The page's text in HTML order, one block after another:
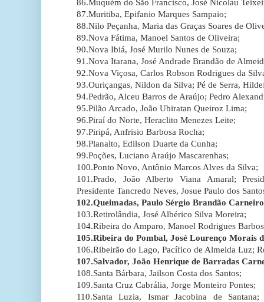
86.Muquém do São Francisco, José Nicolau
87.Muritiba, Epifanio Marques Sampaio;
88.Nilo Peçanha, Maria das Graças Soares de
89.Nova Fátima, Manoel Santos de Oliveira;
90.Nova Ibiá, José Murilo Nunes de Souza;
91.Nova Itarana, José Andrade Brandão de
92.Nova Viçosa, Carlos Robson Rodrigues da
93.Ouriçangas, Nildon da Silva; Pé de Serra,
94.Pedrão, Alceu Barros de Araújo; Pedro
95.Pilão Arcado, João Ubiratan Queiroz Lima;
96.Piraí do Norte, Heraclito Menezes Leite;
97.Piripá, Anfrisio Barbosa Rocha;
98.Planalto, Edilson Duarte da Cunha;
99.Poções, Luciano Araújo Mascarenhas;
100.Ponto Novo, Antônio Marcos Alves da Silva;
101.Prado, João Alberto Viana Amaral;
Presidente Tancredo Neves, Josue Paulo dos
102.Queimadas, Paulo Sérgio Brandão
103.Retirolândia, José Albérico Silva Moreira;
104.Ribeira do Amparo, Manoel Rodrigues
105.Ribeira do Pombal, José Lourenço Morais
106.Ribeirão do Lago, Pacífico de Almeida Luz;
107.Salvador, João Henrique de Barradas
108.Santa Bárbara, Jailson Costa dos Santos;
109.Santa Cruz Cabrália, Jorge Monteiro Pontes;
110.Santa Luzia, Ismar Jacobina de